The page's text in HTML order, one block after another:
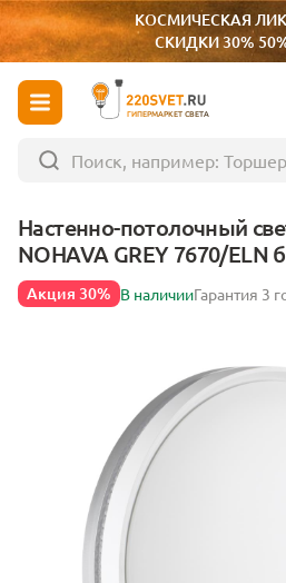
КОСМИЧЕСКАЯ
СКИДКИ 30%
ГИПЕРМАРКЕТ СВЕТА
Настенно-потолочный
NOHAVA GREY 7670/ELN
Акция 30% В наличииГарантия 3